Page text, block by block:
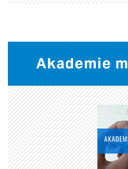
Akademie